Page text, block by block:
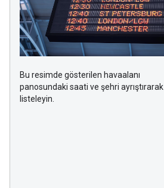
Bu resimde gösterilen havaalanı
panosundaki saati ve şehri ayrıştırarak
listeleyin.